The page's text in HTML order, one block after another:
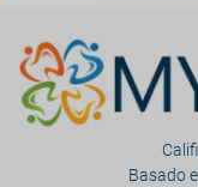
Basado